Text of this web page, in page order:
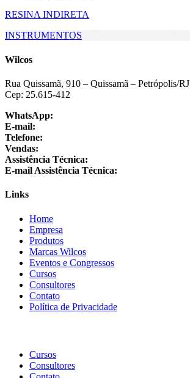
RESINA INDIRETA
INSTRUMENTOS
Wilcos
Rua Quissamã, 910 – Quissamã – Petrópolis/RJ
Cep: 25.615-412
WhatsApp:
E-mail:
Telefone:
Vendas:
Assistência Técnica:
E-mail Assistência Técnica:
Links
Home
Empresa
Produtos
Marcas Wilcos
Eventos e Congressos
Cursos
Consultores
Contato
Política de Privacidade
Cursos
Consultores